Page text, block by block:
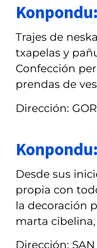
Trajes de
txapelas y
Confección
prendas de
Dirección:
Desde sus
propia con
la decoración
marta cibelina,
Dirección: SAN